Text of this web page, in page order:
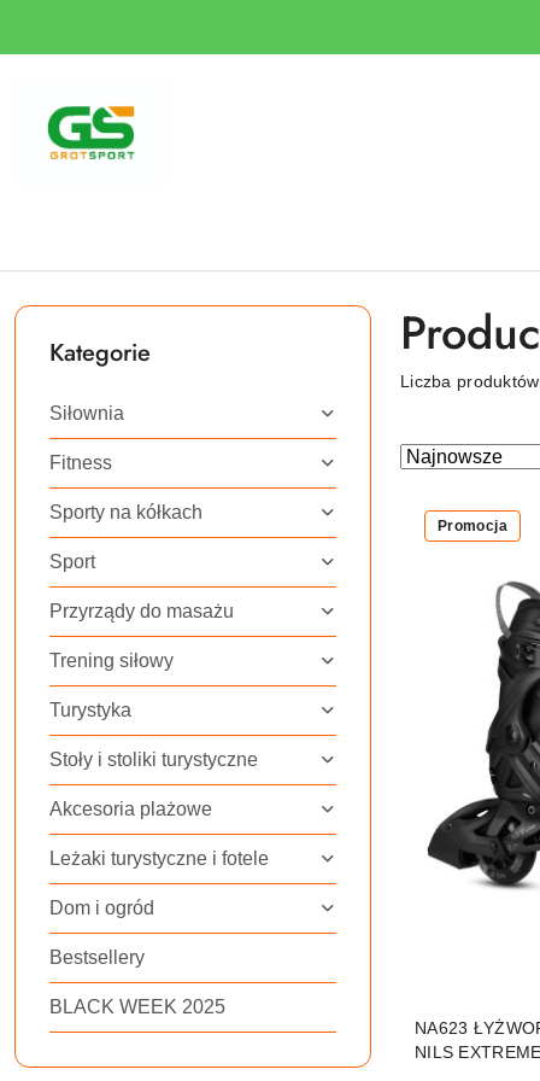
Kategorie
Siłownia
Fitness
Sporty na kółkach
Sport
Przyrządy do masażu
Trening siłowy
Turystyka
Stoły i stoliki turystyczne
Akcesoria plażowe
Leżaki turystyczne i fotele
Dom i ogród
Bestsellery
BLACK WEEK 2025
Liczba
Zastosowano
Najnowsze.
Sortuj
NA623
NILS EXTREME
Promocja